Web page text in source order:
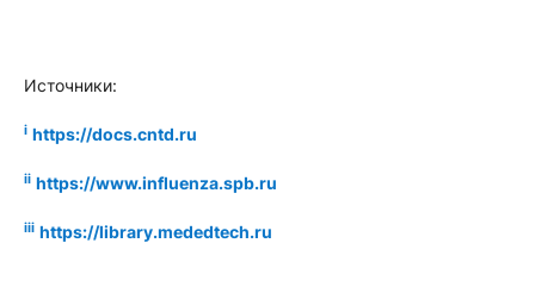
Источники:
i https://docs.cntd.ru
ii https://www.influenza.spb.ru
iii https://library.mededtech.ru